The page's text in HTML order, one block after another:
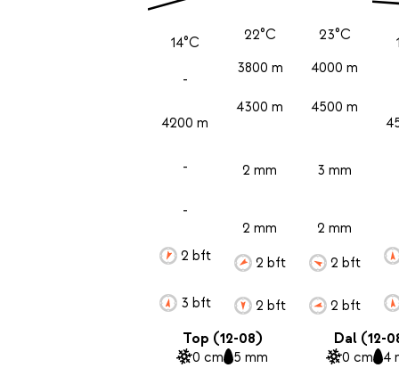
14°C
-
4200 m
-
-
2 bft
3 bft
22°C
3800 m
4300 m
2 mm
2 mm
2 bft
2 bft
23°C
4000 m
4500 m
3 mm
2 mm
2 bft
2 bft
Top (12-08)
0 cm 5 mm
Dal (12-
0 cm 4